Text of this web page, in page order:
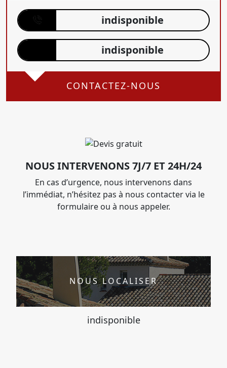
indisponible
indisponible
CONTACTEZ-NOUS
NOUS INTERVENONS 7J/7 ET 24H/24
En cas d’urgence, nous intervenons dans
l’immédiat, n’hésitez pas à nous contacter via le
formulaire ou à nous appeler.
NOUS LOCALISER
indisponible